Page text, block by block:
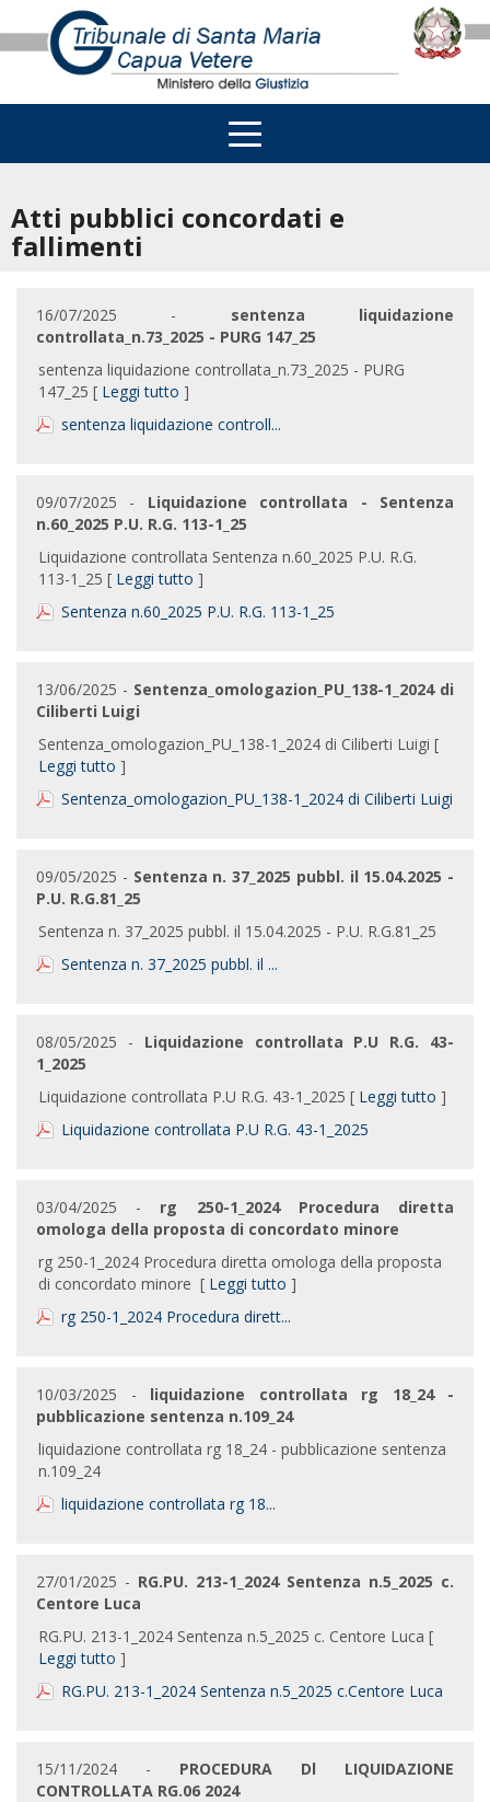
Atti pubblici concordati e
fallimenti
16/07/2025 - sentenza liquidazione
controllata_n.73_2025 - PURG 147_25
sentenza liquidazione controllata_n.73_2025 - PURG
147_25 [ Leggi tutto ]
sentenza liquidazione controll...
09/07/2025 - Liquidazione controllata - Sentenza
n.60_2025 P.U. R.G. 113-1_25
Liquidazione controllata Sentenza n.60_2025 P.U. R.G.
113-1_25 [ Leggi tutto ]
Sentenza n.60_2025 P.U. R.G. 113-1_25
13/06/2025 - Sentenza_omologazion_PU_138-1_2024 di
Ciliberti Luigi
Sentenza_omologazion_PU_138-1_2024 di Ciliberti Luigi [
Leggi tutto ]
Sentenza_omologazion_PU_138-1_2024 di Ciliberti Luigi
09/05/2025 - Sentenza n. 37_2025 pubbl. il 15.04.2025 -
P.U. R.G.81_25
Sentenza n. 37_2025 pubbl. il 15.04.2025 - P.U. R.G.81_25
Sentenza n. 37_2025 pubbl. il ...
08/05/2025 - Liquidazione controllata P.U R.G. 43-
1_2025
Liquidazione controllata P.U R.G. 43-1_2025 [ Leggi tutto ]
Liquidazione controllata P.U R.G. 43-1_2025
03/04/2025 - rg 250-1_2024 Procedura diretta
omologa della proposta di concordato minore
rg 250-1_2024 Procedura diretta omologa della proposta
di concordato minore [ Leggi tutto ]
rg 250-1_2024 Procedura dirett...
10/03/2025 - liquidazione controllata rg 18_24 -
pubblicazione sentenza n.109_24
liquidazione controllata rg 18_24 - pubblicazione sentenza
n.109_24
liquidazione controllata rg 18...
27/01/2025 - RG.PU. 213-1_2024 Sentenza n.5_2025 c.
Centore Luca
RG.PU. 213-1_2024 Sentenza n.5_2025 c. Centore Luca [
Leggi tutto ]
RG.PU. 213-1_2024 Sentenza n.5_2025 c.Centore Luca
15/11/2024 - PROCEDURA Dl LIQUIDAZIONE
CONTROLLATA RG.06 2024